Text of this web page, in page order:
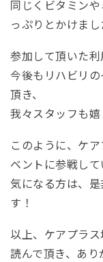
同じくビタミン
っぷりとかけまし
参加して頂いた利
今後もリハビリ
頂き、
我々スタッフも嬉
このように、ケ
ベントに参戦して
気になる方は、
す！
以上、ケアプラ
読んで頂き、あり